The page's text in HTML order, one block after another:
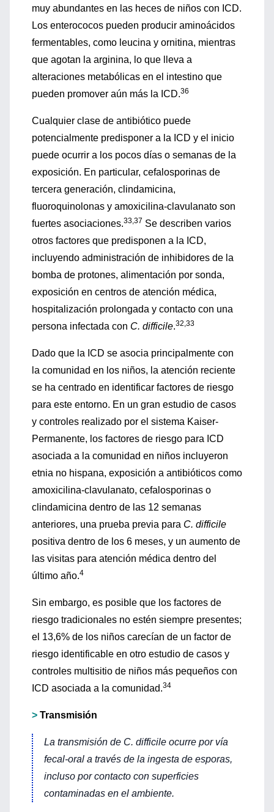
muy abundantes en las heces de niños con ICD.
Los enterococos pueden producir aminoácidos
fermentables, como leucina y ornitina, mientras
que agotan la arginina, lo que lleva a
alteraciones metabólicas en el intestino que
pueden promover aún más la ICD.36
Cualquier clase de antibiótico puede
potencialmente predisponer a la ICD y el inicio
puede ocurrir a los pocos días o semanas de la
exposición. En particular, cefalosporinas de
tercera generación, clindamicina,
fluoroquinolonas y amoxicilina-clavulanato son
fuertes asociaciones.33,37 Se describen varios
otros factores que predisponen a la ICD,
incluyendo administración de inhibidores de la
bomba de protones, alimentación por sonda,
exposición en centros de atención médica,
hospitalización prolongada y contacto con una
persona infectada con C. difficile.32,33
Dado que la ICD se asocia principalmente con
la comunidad en los niños, la atención reciente
se ha centrado en identificar factores de riesgo
para este entorno. En un gran estudio de casos
y controles realizado por el sistema Kaiser-
Permanente, los factores de riesgo para ICD
asociada a la comunidad en niños incluyeron
etnia no hispana, exposición a antibióticos como
amoxicilina-clavulanato, cefalosporinas o
clindamicina dentro de las 12 semanas
anteriores, una prueba previa para C. difficile
positiva dentro de los 6 meses, y un aumento de
las visitas para atención médica dentro del
último año.4
Sin embargo, es posible que los factores de
riesgo tradicionales no estén siempre presentes;
el 13,6% de los niños carecían de un factor de
riesgo identificable en otro estudio de casos y
controles multisitio de niños más pequeños con
ICD asociada a la comunidad.34
> Transmisión
La transmisión de C. difficile ocurre por vía
fecal-oral a través de la ingesta de esporas,
incluso por contacto con superficies
contaminadas en el ambiente.